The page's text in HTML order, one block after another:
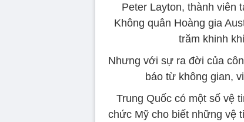
Peter Layton, thành viên
Không quân Hoàng gia
trăm khinh
Nhưng với sự ra đời của
báo từ không gian,
Trung Quốc có một số vệ
chức Mỹ cho biết những vệ